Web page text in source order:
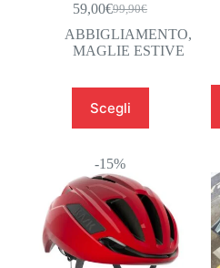
99,90€
Il
prezzo
originale
59,00€Il
prezzo
attuale
ABBIGLIAMENTO,
MAGLIE ESTIVE
Scegliprodotto
ha
varianti.
Le
opzioni
possono
essere
scelte
nella
-15%